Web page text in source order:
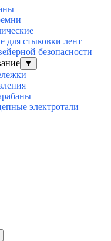
для стыковки лент
безопасности
▼
электротали